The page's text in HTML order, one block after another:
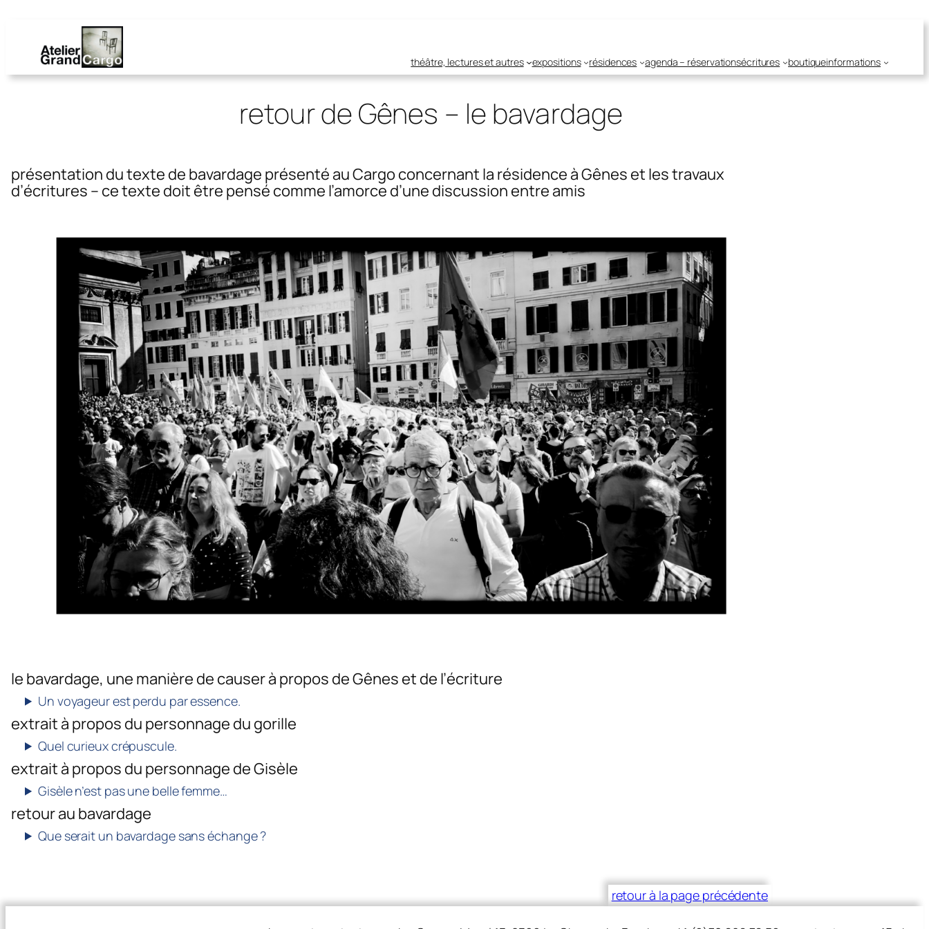
théâtre, lectures et autres expositions résidences agenda – réservationsécritures boutiqueinformations
retour de Gênes – le bavardage
présentation du texte de bavardage présenté au Cargo concernant la résidence à Gênes et les travaux
d’écritures – ce texte doit être pensé comme l’amorce d’une discussion entre amis
le bavardage, une manière de causer à propos de Gênes et de l’écriture
Un voyageur est perdu par essence.
extrait à propos du personnage du gorille
Quel curieux crépuscule.
extrait à propos du personnage de Gisèle
Gisèle n’est pas une belle femme…
retour au bavardage
Que serait un bavardage sans échange ?
retour à la page précédente